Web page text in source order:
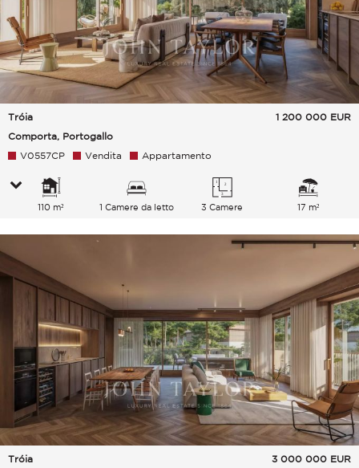
Tróia
Comporta, Portogallo
1 200 000 EUR
V0557CP Vendita Appartamento
110 m² 1 Camere da letto 3 Camere 17 m²
Tróia 3 000 000 EUR